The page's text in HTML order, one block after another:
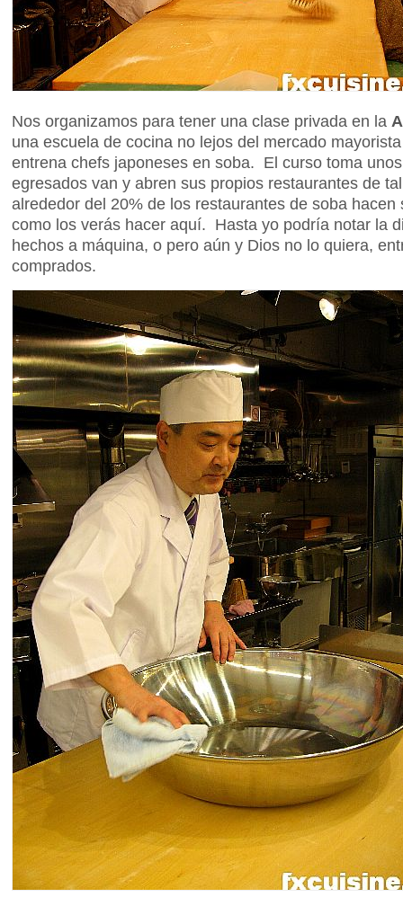
Nos organizamos para tener una clase privada en la
una escuela de cocina no lejos del mercado
entrena chefs japoneses en soba. El curso toma
egresados van y abren sus propios restaurantes de
alrededor del 20% de los restaurantes de soba
como los verás hacer aquí. Hasta yo podría notar la
hechos a máquina, o pero aún y Dios no lo quiera,
comprados.